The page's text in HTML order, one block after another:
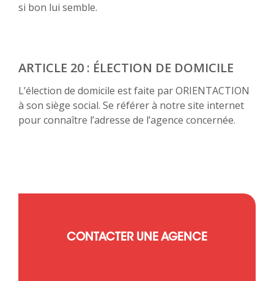
si bon lui semble.
ARTICLE 20 : ÉLECTION DE DOMICILE
L’élection de domicile est faite par ORIENTACTION
à son siège social. Se référer à notre site internet
pour connaître l’adresse de l’agence concernée.
CONTACTER UNE AGENCE